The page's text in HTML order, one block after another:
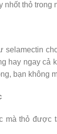
nhốt thỏ trong
selamectin
hay ngay cả
bạn không
mà thỏ được